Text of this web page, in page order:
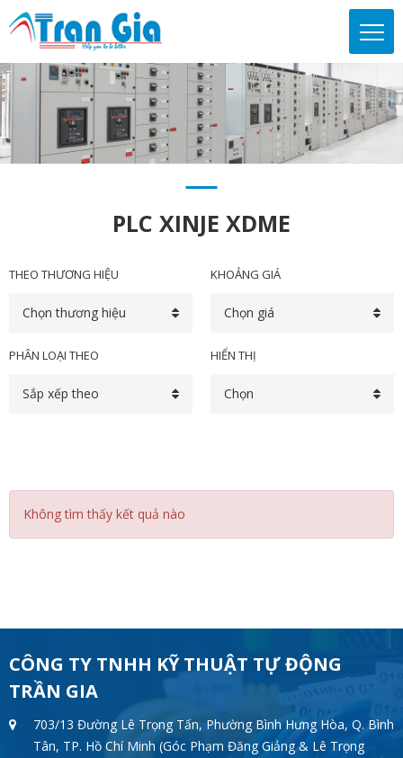
PLC XINJE XDME
THEO THƯƠNG HIỆU
Chọn thương hiệu
KHOẢNG GIÁ
Chọn giá
PHÂN LOẠI THEO
Sắp xếp theo
HIỂN THỊ
Chọn
Không tìm thấy kết quả nào
CÔNG TY TNHH KỸ THUẬT TỰ ĐỘNG
TRẦN GIA
703/13 Đường Lê Trọng Tấn, Phường Bình Hưng Hòa, Q. Bình
Tân, TP. Hồ Chí Minh (Góc Phạm Đăng Giảng & Lê Trọng